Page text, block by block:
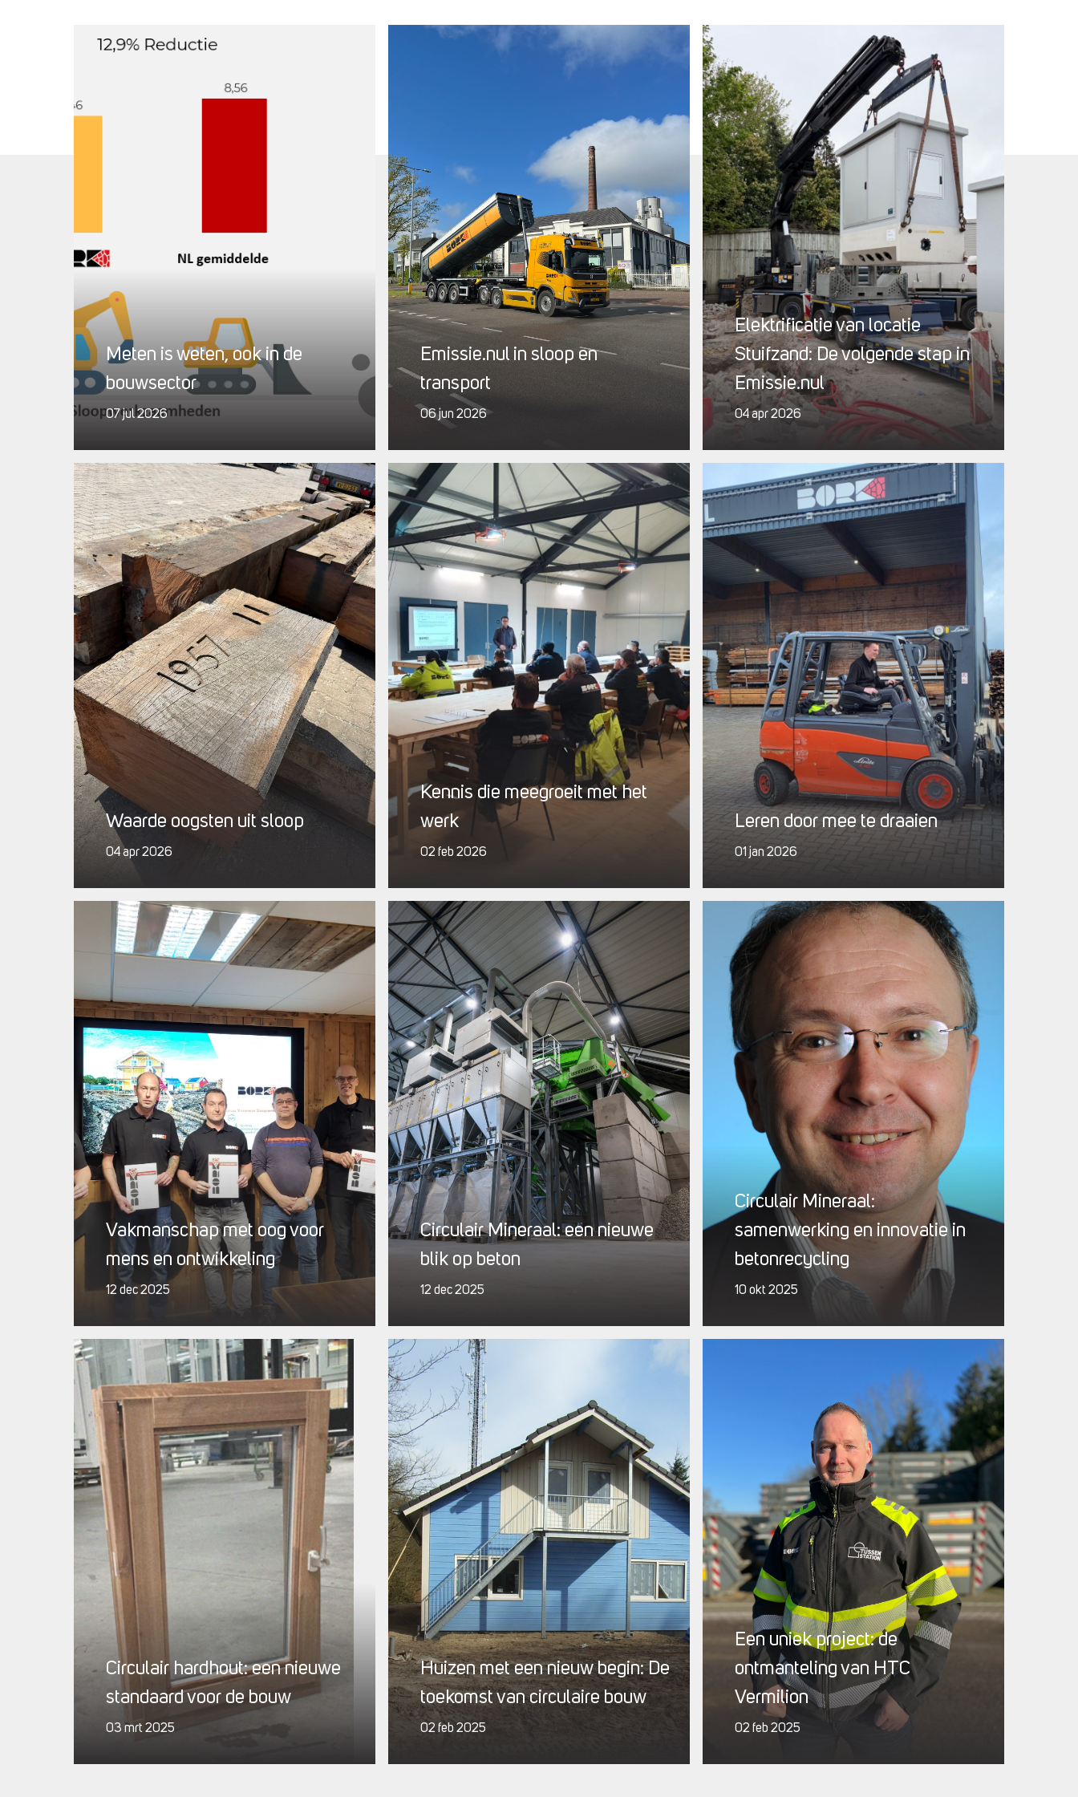
Meten is weten, ook in de
bouwsector
07 jul 2026
Emissie.nul in sloop en
transport
06 jun 2026
Elektrificatie van locatie
Stuifzand: De volgende stap in
Emissie.nul
04 apr 2026
Waarde oogsten uit sloop
04 apr 2026
Kennis die meegroeit met het
werk
02 feb 2026
Leren door mee te draaien
01 jan 2026
Vakmanschap met oog voor
mens en ontwikkeling
12 dec 2025
Circulair Mineraal: een nieuwe
blik op beton
12 dec 2025
Circulair Mineraal:
samenwerking en innovatie in
betonrecycling
10 okt 2025
Circulair hardhout: een nieuwe
standaard voor de bouw
03 mrt 2025
Huizen met een nieuw begin: De
toekomst van circulaire bouw
02 feb 2025
Een uniek project: de
ontmanteling van HTC
Vermilion
02 feb 2025